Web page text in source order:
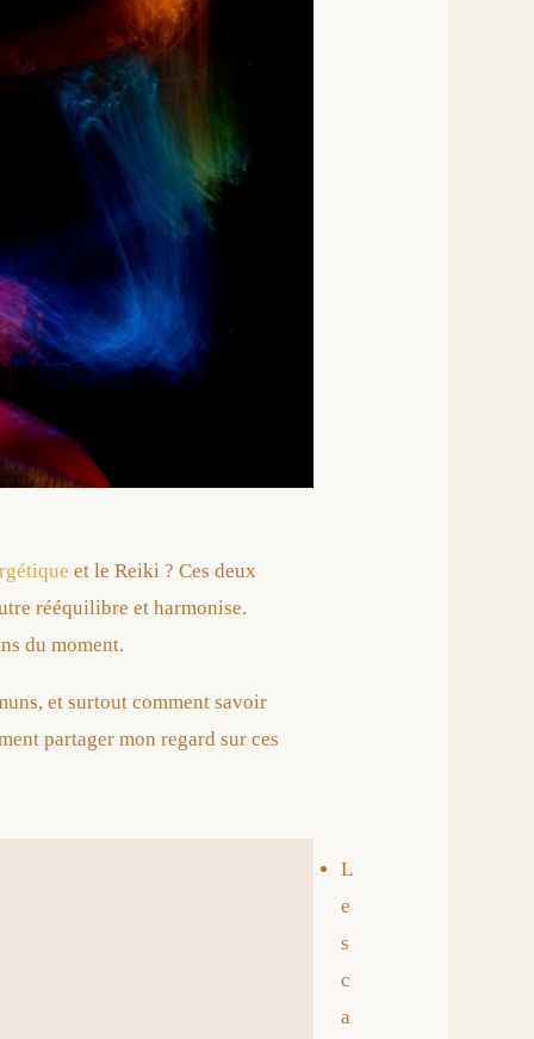
et le Reiki ? Ces deux
rééquilibre et harmonise.
du moment.
et surtout comment savoir
partager mon regard sur ces
L
e
s
c
a